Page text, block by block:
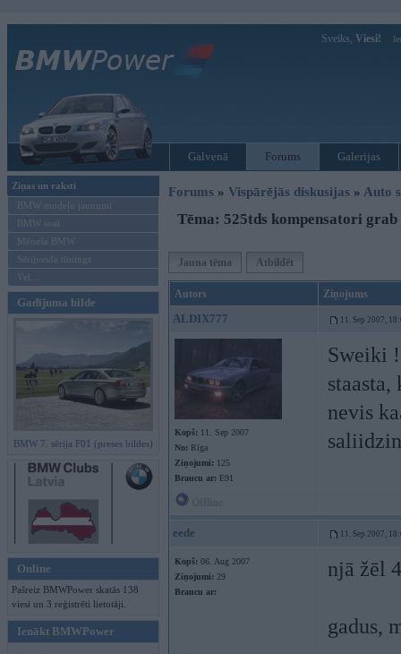
Sveiks, Viesi!
Galvenā Forums Galerijas
Ziņas un raksti
BMW modeļu jaunumi
BMW testi
Mēneša BMW
Sērijveida tūnings
Vel...
Gadījuma bilde
BMW 7. sērija F01 (preses bildes)
Online
Pašreiz BMWPower skatās 138
viesi un 3 reģistrēti lietotāji.
Ienākt BMWPower
Forums » Vispārējās diskusijas » Auto
Tēma: 525tds kompensatori grab
Jauna tēma Atbildēt
Autors Ziņojums
ALDIX777 11. Sep 2007,
Kopš: 11. Sep 2007
No: Rīga
Ziņojumi: 125
Braucu ar: E91
Sweiki
nevis
eede 11. Sep 2007,
Kopš: 06. Aug 2007
Ziņojumi: 29
Braucu ar:
njā žēl
gadus,